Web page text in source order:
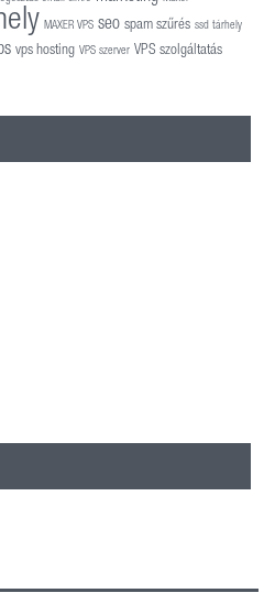
MAXER VPS seo spam szűrés ssd tárhely
vps hosting VPS szerver VPS szolgáltatás